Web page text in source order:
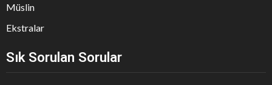
Müslin
Ekstralar
Sık Sorulan Sorular